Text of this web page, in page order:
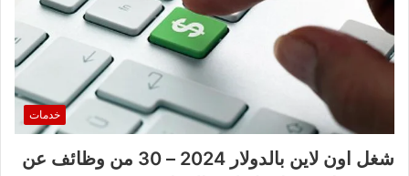
خدمات
شغل اون لاين بالدولار 2024 – 30 من وظائف عن